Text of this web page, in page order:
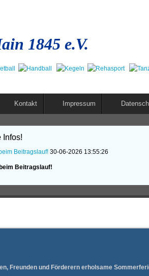
1845 e.V.
Kontakt Impressum
Infos!
Beitragslauf! 30-06-2026 13:55:26
Beitragslauf!
Freunden und Förderern erholsame